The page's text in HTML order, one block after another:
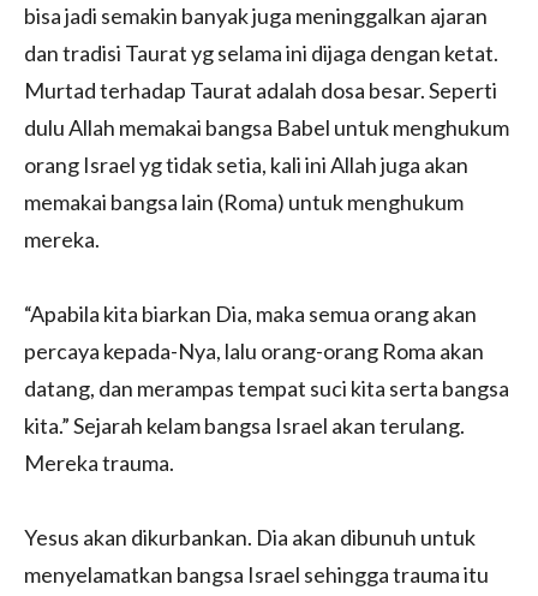
bisa jadi semakin banyak juga meninggalkan ajaran
dan tradisi Taurat yg selama ini dijaga dengan ketat.
Murtad terhadap Taurat adalah dosa besar. Seperti
dulu Allah memakai bangsa Babel untuk menghukum
orang Israel yg tidak setia, kali ini Allah juga akan
memakai bangsa lain (Roma) untuk menghukum
mereka.
“Apabila kita biarkan Dia, maka semua orang akan
percaya kepada-Nya, lalu orang-orang Roma akan
datang, dan merampas tempat suci kita serta bangsa
kita.” Sejarah kelam bangsa Israel akan terulang.
Mereka trauma.
Yesus akan dikurbankan. Dia akan dibunuh untuk
menyelamatkan bangsa Israel sehingga trauma itu